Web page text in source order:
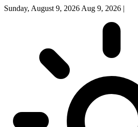
Sunday, August 9, 2026 Aug 9, 2026 |